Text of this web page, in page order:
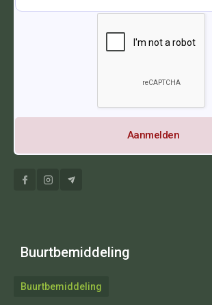
Buurtbemiddeling
Buurtbemiddeling